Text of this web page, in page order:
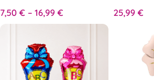
7,50 € – 16,99 €
25,99 €